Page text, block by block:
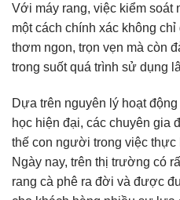
Với máy rang, việc kiểm soát
một cách chính xác không
thơm ngon, trọn vẹn mà còn
trong suốt quá trình sử dụng
Dựa trên nguyên lý hoạt
học hiện đại, các chuyên gia
thế con người trong việc thực
Ngày nay, trên thị trường có
rang cà phê ra đời và được